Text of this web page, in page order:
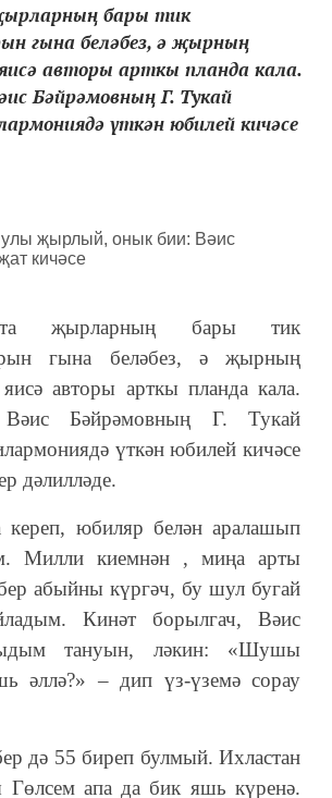
бары тик
гына беләбез, ә җырның
авторы арткы планда кала.
Бәйрәмовның Г. Тукай
үткән юбилей кичәсе
җырларның бары тик
гына беләбез, ә җырның
авторы арткы планда кала.
Вәис Бәйрәмовның Г. Тукай
үткән юбилей кичәсе
дәлилләде.
кереп, юбиляр белән аралашып
Милли киемнән , миңа арты
абыйны күргәч, бу шул бугай
Кинәт борылгач, Вәис
тануын, ләкин: «Шушы
әллә?» – дип үз-үземә сорау
дә 55 биреп булмый. Ихластан
апа да бик яшь күренә.